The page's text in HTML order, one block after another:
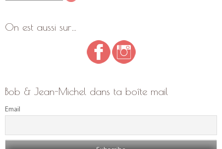
On est aussi sur…
Bob & Jean-Michel dans ta boîte mail
Email